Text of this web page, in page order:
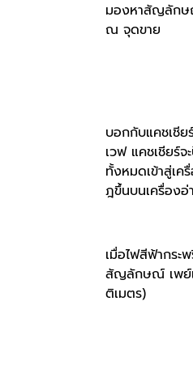
มองหาสัญลักษ
ณ จุดขาย
บอกกับแคชเชี
เวฟ แคชเชียร์
ทั้งหมดเข้าสู่เค
ฎขึ้นบนเครื่องอ่
เมื่อไฟสีฟ้ากร
สัญลักษณ์ เพย์เ
ติเมตร)